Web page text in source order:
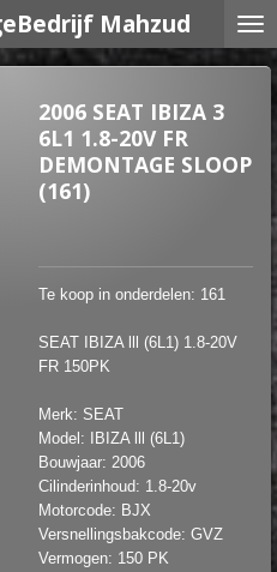
Mahzud
2006 SEAT IBIZA 3
6L1 1.8-20V FR
DEMONTAGE SLOOP
(161)
Te koop in onderdelen: 161
SEAT IBIZA lll (6L1) 1.8-20V
FR 150PK
Merk: SEAT
Model: IBIZA lll (6L1)
Bouwjaar: 2006
Cilinderinhoud: 1.8-20v
Motorcode: BJX
Versnellingsbakcode: GVZ
Vermogen: 150 PK